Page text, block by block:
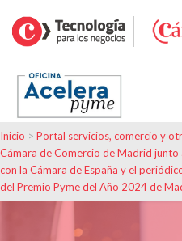
Inicio > Portal servicios, comercio y
Cámara de Comercio de Madrid junto
con la Cámara de España y el
del Premio Pyme del Año 2024 de